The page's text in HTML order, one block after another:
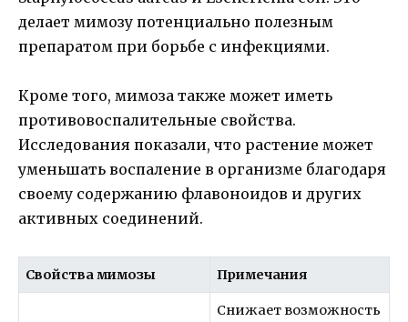
делает мимозу потенциально полезным
препаратом при борьбе с инфекциями.
Кроме того, мимоза также может иметь
противовоспалительные свойства.
Исследования показали, что растение может
уменьшать воспаление в организме благодаря
своему содержанию флавоноидов и других
активных соединений.
Свойства мимозы Примечания
Снижает возможность